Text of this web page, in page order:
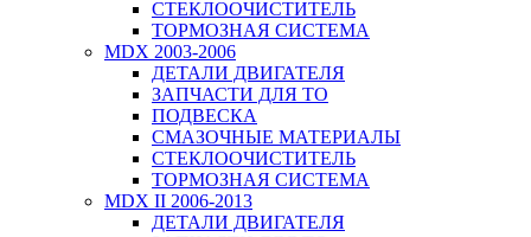
СТЕКЛООЧИСТИТЕЛЬ
ТОРМОЗНАЯ СИСТЕМА
MDX 2003-2006
ДЕТАЛИ ДВИГАТЕЛЯ
ЗАПЧАСТИ ДЛЯ ТО
ПОДВЕСКА
СМАЗОЧНЫЕ МАТЕРИАЛЫ
СТЕКЛООЧИСТИТЕЛЬ
ТОРМОЗНАЯ СИСТЕМА
MDX II 2006-2013
ДЕТАЛИ ДВИГАТЕЛЯ